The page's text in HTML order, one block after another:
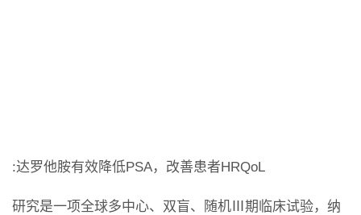
:达罗他胺有效降低PSA，改善患者HRQoL
研究是一项全球多中心、双盲、随机Ⅲ期临床试验，纳